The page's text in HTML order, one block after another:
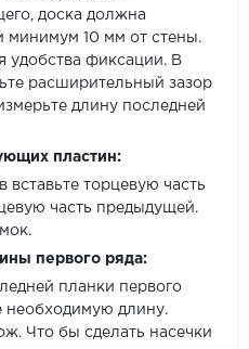
доска должна
минимум 10 мм от стены.
удобства фиксации. В
расширительный зазор
длину последней
пластин:
вставьте торцевую часть
часть предыдущей.
первого ряда:
планки первого
необходимую длину.
Что бы сделать насечки